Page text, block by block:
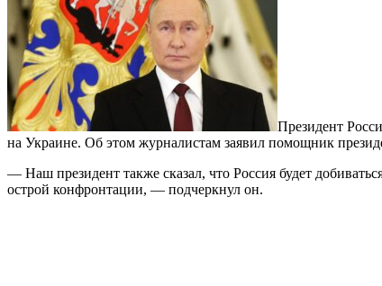
Президент
на Украине. Об этом журналистам заявил помощник
— Наш президент также сказал, что Россия будет
острой конфронтации, — подчеркнул он.